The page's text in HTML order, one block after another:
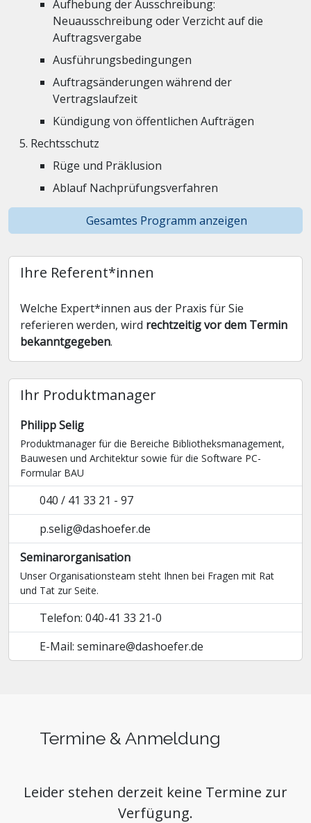
Aufhebung der Ausschreibung:
Neuausschreibung oder Verzicht auf die
Auftragsvergabe
Ausführungsbedingungen
Auftragsänderungen während der
Vertragslaufzeit
Kündigung von öffentlichen Aufträgen
Rechtsschutz
Rüge und Präklusion
Ablauf Nachprüfungsverfahren
Gesamtes Programm anzeigen
Ihre Referent*innen
Welche Expert*innen aus der Praxis für Sie
referieren werden, wird rechtzeitig vor dem Termin
bekanntgegeben.
Ihr Produktmanager
Philipp Selig
Produktmanager für die Bereiche Bibliotheksmanagement,
Bauwesen und Architektur sowie für die Software PC-
Formular BAU
040 / 41 33 21 - 97
p.selig@dashoefer.de
Seminarorganisation
Unser Organisationsteam steht Ihnen bei Fragen mit Rat
und Tat zur Seite.
Telefon: 040-41 33 21-0
E-Mail: seminare@dashoefer.de
Termine & Anmeldung
Leider stehen derzeit keine Termine zur
Verfügung.